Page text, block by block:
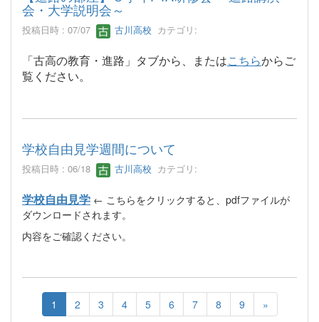
会・大学説明会～
投稿日時 : 07/07 古川高校 カテゴリ:
「古高の教育・進路」タブから、またはこちらからご
覧ください。
学校自由見学週間について
投稿日時 : 06/18 古川高校 カテゴリ:
学校自由見学 ← こちらをクリックすると、pdfファイルが
ダウンロードされます。
内容をご確認ください。
1 2 3 4 5 6 7 8 9 »